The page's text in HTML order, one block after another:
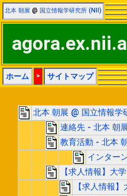
北本 朝展 @ 国立情報学研究所 (NII)
ホーム > サイトマップ
北本 朝展 @ 国立情報学
連絡先 - 北本 朝
教育活動 - 北本
インター
【求人情報】大
【求人情報